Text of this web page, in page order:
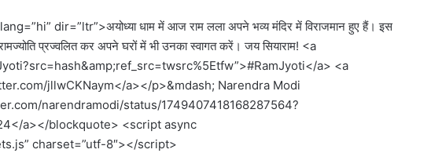
dir=”ltr”>अयोध्या धाम में आज राम लला अपने भव्य मंदिर में विराजमान हुए हैं। इस
प्रज्वलित कर अपने घरों में भी उनका स्वागत करें। जय सियाराम! <a
a> <a
jllwCKNaym</a></p>&mdash; Narendra Modi
narendramodi/status/1749407418168287564?
a></blockquote> <script async
charset=”utf-8″></script>